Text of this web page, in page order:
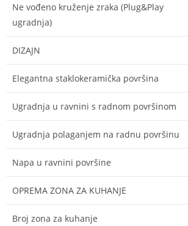
Ne vođeno kruženje zraka (Plug&Play
ugradnja)
DIZAJN
Elegantna staklokeramička površina
Ugradnja u ravnini s radnom površinom
Ugradnja polaganjem na radnu površinu
Napa u ravnini površine
OPREMA ZONA ZA KUHANJE
Broj zona za kuhanje